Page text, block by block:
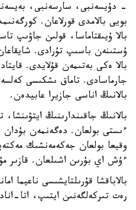
- دۇيسەنبى، سارسەنبى،
بويى بالامدى قورلاعان.
بالا ۇيىقتاماسا، قولىن جاۋىپ
ۇستىنەن باسىپ تۇرادى.
بالا ەكى بەتىمەن قۇلايدى.
جارماسادى. تاماق ىشكىسى
بالانىڭ اناسى جازيرا عابيدەن.
بالانىڭ جاقىندارىنىڭ
ءىستى بولعان. دەگەنمەن بۇدان
وقيعا بولعان جەكەمەنشىك
ءۇش اي بۇرىن اشىلعان. قازىر مۇندا 24 بالا
بالاباقشا قۇرىلتايشىسى ناعيما
رەت تىركەلگەنىن ايتىپ، اتا-